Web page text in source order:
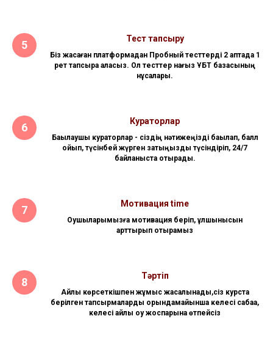
Тест тапсыру
Біз жасаған платформадан Пробный тесттерді 2 аптада 1
рет тапсыра аласыз. Ол тесттер нағыз ҰБТ базасының
нұсқалары.
Кураторлар
Бақылаушы кураторлар - сіздің нәтижеңізді бақылап, балл
қойып, түсінбей жүрген затыңызды түсіндіріп, 24/7
байланыста отырады.
Мотивация time
Оқушыларымызға мотивация беріп, құлшынысын
арттырып отырамыз
Тәртіп
Айлық көрсеткішпен жұмыс жасалынады,сіз курста
берілген тапсырмаларды орындамайынша келесі сабаққа,
келесі айлық оқу жоспарына өтпейсіз